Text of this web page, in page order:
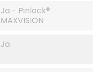
Ja - Pinlock®
MAXVISION
Ja